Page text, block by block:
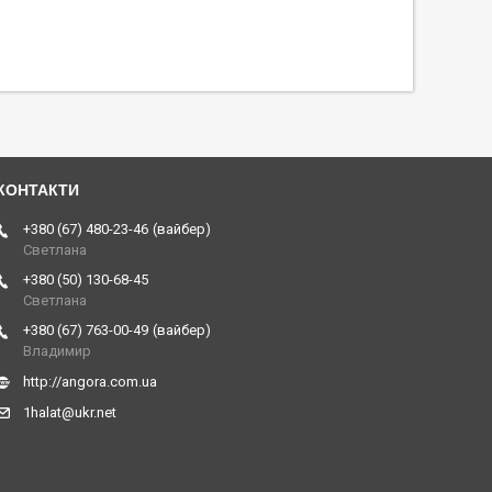
+380 (67) 480-23-46 вайбер
Светлана
+380 (50) 130-68-45
Светлана
+380 (67) 763-00-49 вайбер
Владимир
http://angora.com.ua
1halat@ukr.net